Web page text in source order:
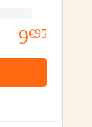
9€95